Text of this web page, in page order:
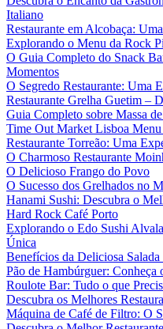
Italiano
Restaurante em Alcobaça:
Explorando o Menu da Rock
O Guia Completo do Snack
Momentos
O Segredo Restaurante: Uma
Restaurante Grelha Guetim –
Guia Completo sobre Massa
Time Out Market Lisboa
Restaurante Torreão: Uma
O Charmoso Restaurante
O Delicioso Frango do Povo
O Sucesso dos Grelhados no
Hanami Sushi: Descubra o
Hard Rock Café Porto
Explorando o Edo Sushi
Única
Benefícios da Deliciosa Salada
Pão de Hambúrguer: Conheça
Roulote Bar: Tudo o que
Descubra os Melhores
Máquina de Café de Filtro: O